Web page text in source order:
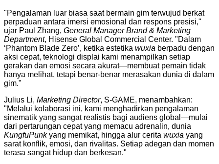
"Pengalaman luar biasa saat bermain gim terwujud berkat
perpaduan antara imersi emosional dan respons presisi,"
ujar Paul Zhang, General Manager Brand & Marketing
Department, Hisense Global Commercial Center. "Dalam
‘Phantom Blade Zero’, ketika estetika wuxia berpadu dengan
aksi cepat, teknologi displai kami menampilkan setiap
gerakan dan emosi secara akurat—membuat pemain tidak
hanya melihat, tetapi benar-benar merasakan dunia di dalam
gim."
Julius Li, Marketing Director, S-GAME, menambahkan:
"Melalui kolaborasi ini, kami menghadirkan pengalaman
sinematik yang sangat realistis bagi audiens global—mulai
dari pertarungan cepat yang memacu adrenalin, dunia
KungfuPunkyang memikat, hingga alur cerita wuxia yang
sarat konflik, emosi, dan rivalitas. Setiap adegan dan momen
terasa sangat hidup dan berkesan."